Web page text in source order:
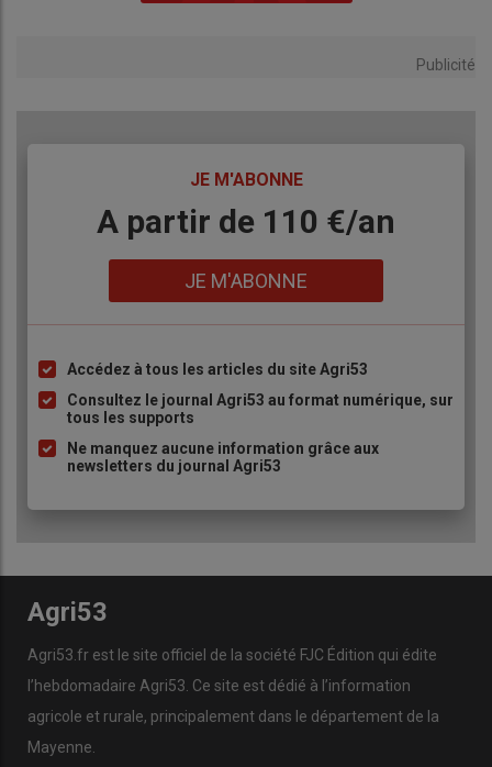
Publicité
JE M'ABONNE
BodyA partir de 110 €/an
JE M'ABONNE
Liste
à
puce
Accédez à tous les articles du site Agri53
Consultez le journal Agri53 au format numérique, sur
tous les supports
Ne manquez aucune information grâce aux
newsletters du journal Agri53
Agri53
Agri53.fr est le site officiel de la société FJC Édition qui édite
l’hebdomadaire Agri53. Ce site est dédié à l’information
agricole et rurale, principalement dans le département de la
Mayenne.